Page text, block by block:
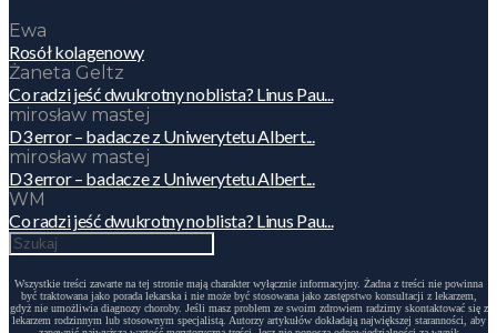
Ewa
Rosół kolagenowy
Żaneta Geltz
Co radzi jeść dwukrotny noblista? Linus Pau...
mirosław mastej
D3 error – badacze z Uniwerytetu Albert...
mirosław mastej
D3 error – badacze z Uniwerytetu Albert...
WM
Co radzi jeść dwukrotny noblista? Linus Pau...
Wszystkie treści zawarte na tej stronie mają charakter wyłącznie informacyjny. Żadna z treści nie powinna
być traktowana jako porada lekarska i nie może być stosowana jako zastępstwo konsultacji z lekarzem,
gdyż nie umożliwia diagnozy choroby. Jeśli masz problem ze swoim zdrowiem radzimy skontaktować się z
lekarzem rodzinnym lub stosownym specjalistą. Autorzy artykułów dokładają największej staranności, aby